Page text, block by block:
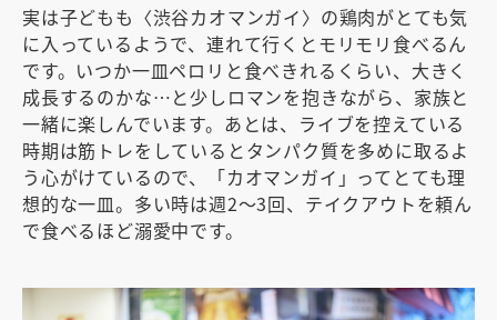
実は子どもも〈渋谷カオマンガイ〉の鶏肉がとても気
に入っているようで、連れて行くとモリモリ食べるん
です。いつか一皿ペロリと食べきれるくらい、大きく
成長するのかな…と少しロマンを抱きながら、家族と
一緒に楽しんでいます。あとは、ライブを控えている
時期は筋トレをしているとタンパク質を多めに取るよ
う心がけているので、「カオマンガイ」ってとても理
想的な一皿。多い時は週2〜3回、テイクアウトを頼ん
で食べるほど溺愛中です。